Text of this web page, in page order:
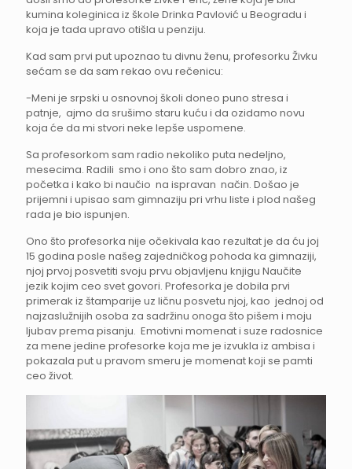
kumina koleginica iz škole Drinka Pavlović u Beogradu i
koja je tada upravo otišla u penziju.
Kad sam prvi put upoznao tu divnu ženu, profesorku Živku
sećam se da sam rekao ovu rečenicu:
-Meni je srpski u osnovnoj školi doneo puno stresa i
patnje, ajmo da srušimo staru kuću i da ozidamo novu
koja će da mi stvori neke lepše uspomene.
Sa profesorkom sam radio nekoliko puta nedeljno,
mesecima. Radili smo i ono što sam dobro znao, iz
početka i kako bi naučio na ispravan način. Došao je
prijemni i upisao sam gimnaziju pri vrhu liste i plod našeg
rada je bio ispunjen.
Ono što profesorka nije očekivala kao rezultat je da ću joj
15 godina posle našeg zajedničkog pohoda ka gimnaziji,
njoj prvoj posvetiti svoju prvu objavljenu knjigu Naučite
jezik kojim ceo svet govori. Profesorka je dobila prvi
primerak iz štamparije uz ličnu posvetu njoj, kao jednoj od
najzaslužnijih osoba za sadržinu onoga što pišem i moju
ljubav prema pisanju. Emotivni momenat i suze radosnice
za mene jedine profesorke koja me je izvukla iz ambisa i
pokazala put u pravom smeru je momenat koji se pamti
ceo život.